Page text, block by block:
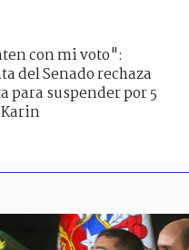
con mi voto":
del Senado rechaza
para suspender por 5